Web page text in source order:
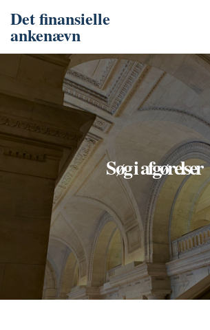
Det finansielle
ankenævn
Søg i afgørelser